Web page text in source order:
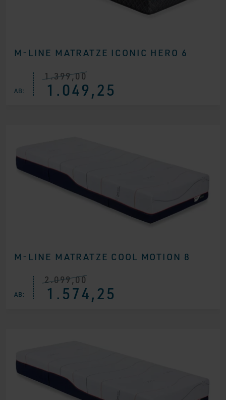
M-LINE MATRATZE ICONIC HERO 6
AB:
1.399,00
Ursprünglicher
Preis
war:1.049,25
Aktueller
Preis
ist:
M-LINE MATRATZE COOL MOTION 8
AB:
2.099,00
Ursprünglicher
Preis
war:1.574,25
Aktueller
Preis
ist: